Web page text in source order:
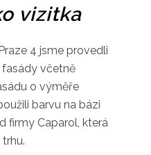
vizitka
4 jsme provedli
včetně
o výměře
barvu na bázi
firmy Caparol, která